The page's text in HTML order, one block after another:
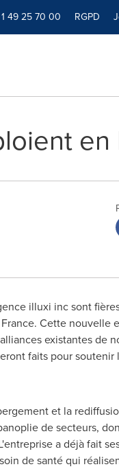
49 25 70 00 RGPD
en
illuxi inc sont
France. Cette nouvelle
existantes de
faits pour
et la
de secteurs,
a déjà fait
de santé qui